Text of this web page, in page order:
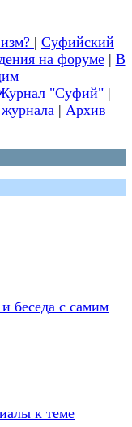
| Суфийский
на форуме| В
"Суфий"|
| Архив
беседа с самим
к теме